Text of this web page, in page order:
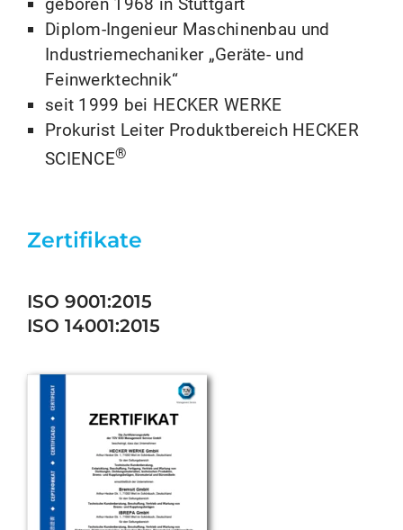
geboren 1968 in Stuttgart
Diplom-Ingenieur Maschinenbau und
Industriemechaniker „Geräte- und
Feinwerktechnik“
seit 1999 bei HECKER WERKE
Prokurist Leiter Produktbereich HECKER
SCIENCE®
Zertifikate
ISO 9001:2015
ISO 14001:2015